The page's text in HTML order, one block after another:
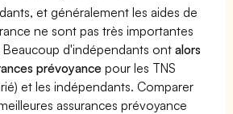
et généralement les aides de
ne sont pas très importantes
Beaucoup d'indépendants ontalors
prévoyance pour les TNS
et les indépendants. Comparer
assurances prévoyance